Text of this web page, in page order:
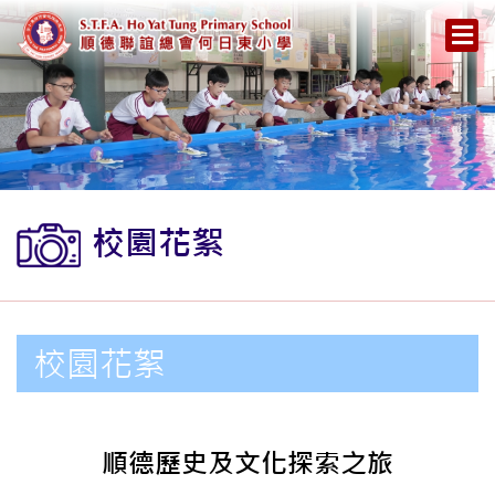
校園花絮
校園花絮
順德歷史及文化探索之旅